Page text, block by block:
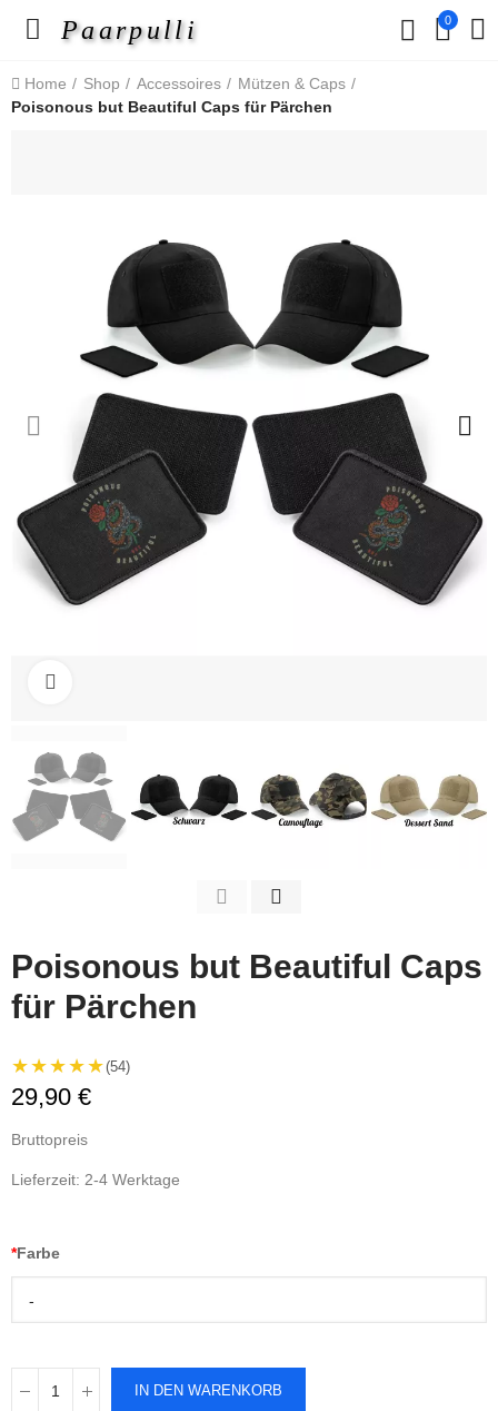
Paarpulli 0
Home Shop Accessoires
Mützen & Caps
Poisonous but Beautiful Caps für Pärchen
Poisonous but Beautiful Caps
für Pärchen
★★★★★(54)
29,90 €
Bruttopreis
Lieferzeit: 2-4 Werktage
*Farbe
-
IN DEN WARENKORB